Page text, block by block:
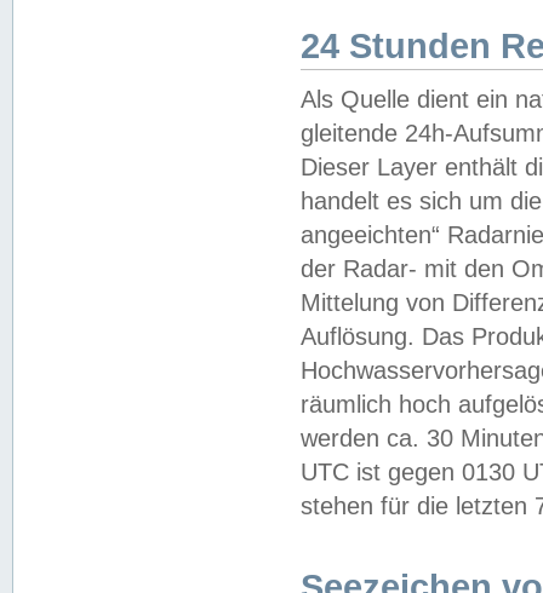
24 Stunden
Als Quelle dient ein
gleitende 24h-
Dieser Layer enthält
handelt es sich um
angeeichten“
der Radar- mit den
Mittelung von
Auflösung. Das
räumlich hoch
werden ca. 30
UTC ist gegen 0130
stehen für die letzten